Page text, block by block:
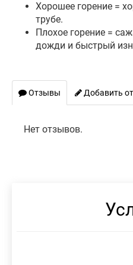
Хорошее горение =
трубе.
Плохое горение =
дожди и быстрый
Отзывы Добавить
Нет отзывов.